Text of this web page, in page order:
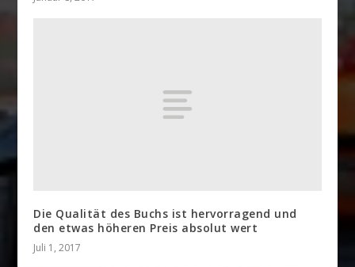
Die Qualität des Buchs ist hervorragend und
den etwas höheren Preis absolut wert
Juli 1, 2017